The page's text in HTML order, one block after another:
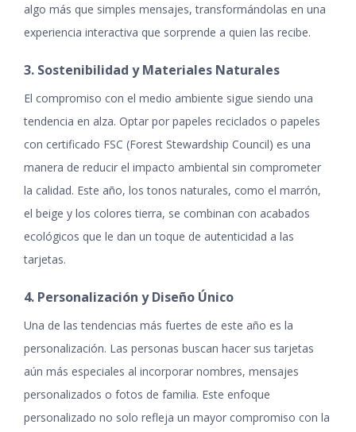
algo más que simples mensajes, transformándolas en una
experiencia interactiva que sorprende a quien las recibe.
3. Sostenibilidad y Materiales Naturales
El compromiso con el medio ambiente sigue siendo una
tendencia en alza. Optar por papeles reciclados o papeles
con certificado FSC (Forest Stewardship Council) es una
manera de reducir el impacto ambiental sin comprometer
la calidad. Este año, los tonos naturales, como el marrón,
el beige y los colores tierra, se combinan con acabados
ecológicos que le dan un toque de autenticidad a las
tarjetas.
4. Personalización y Diseño Único
Una de las tendencias más fuertes de este año es la
personalización. Las personas buscan hacer sus tarjetas
aún más especiales al incorporar nombres, mensajes
personalizados o fotos de familia. Este enfoque
personalizado no solo refleja un mayor compromiso con la